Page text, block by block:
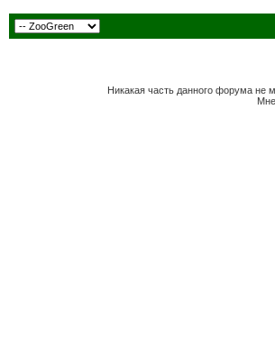
Никакая часть данного форума не